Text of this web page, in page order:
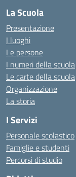
La Scuola
Presentazione
I luoghi
Le persone
I numeri della scuola
Le carte della scuola
Organizzazione
La storia
I Servizi
Personale scolastico
Famiglie e studenti
Percorsi di studio